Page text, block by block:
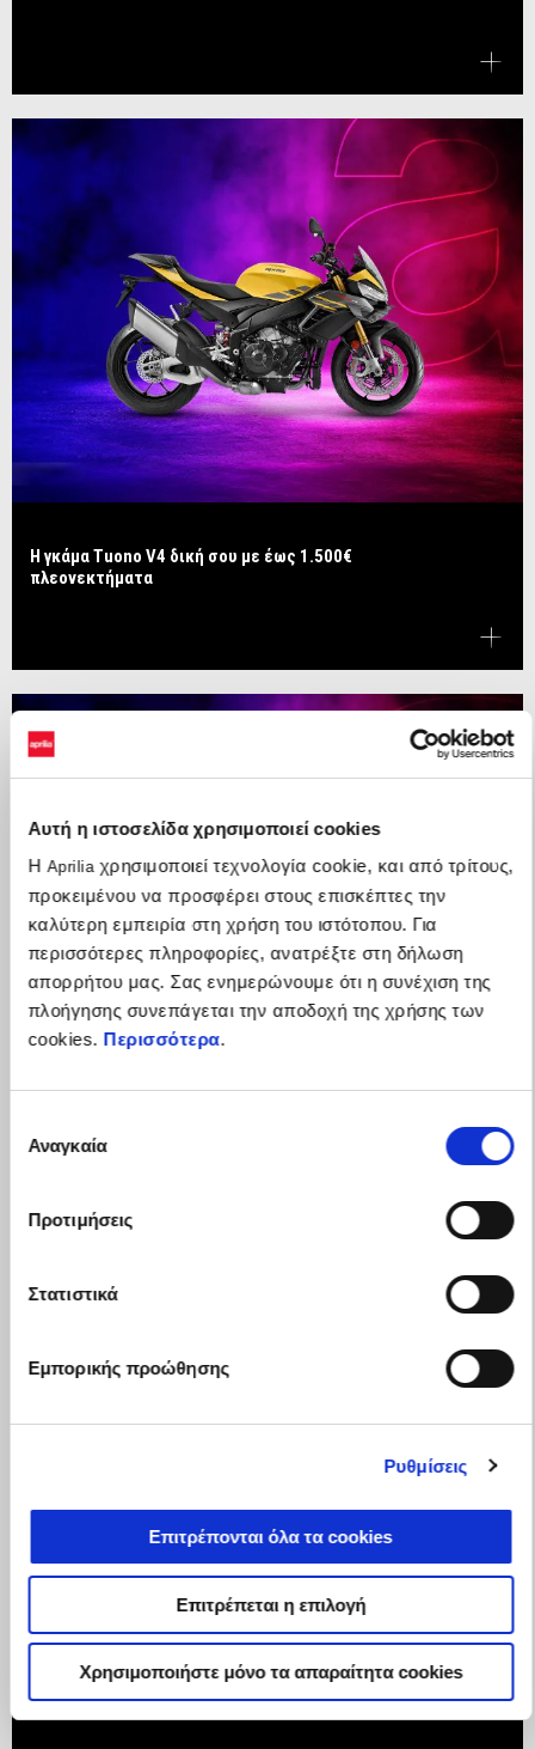
Αυτή η ιστοσελίδα χρησιμοποιεί cookies
Η Aprilia χρησιμοποιεί τεχνολογία cookie, και από τρίτους,
προκειμένου να προσφέρει στους επισκέπτες την
καλύτερη εμπειρία στη χρήση του ιστότοπου. Για
περισσότερες πληροφορίες, ανατρέξτε στη δήλωση
απορρήτου μας. Σας ενημερώνουμε ότι η συνέχιση της
πλοήγησης συνεπάγεται την αποδοχή της χρήσης των
cookies. Περισσότερα.
συγκατάθεσης
Αναγκαία
Προτιμήσεις
Στατιστικά
Εμπορικής προώθησης
Ρυθμίσεις
Επιτρέπονται όλα τα cookies
Επιτρέπεται η επιλογή
Χρησιμοποιήστε μόνο τα απαραίτητα cookies
Η γκάμα Tuono V4 δική σου με έως 1.500€
πλεονεκτήματα
Ισχύει έως31 Αυγούστου 2026
Η TUONO V4 ΜΕ ΟΦΕΛΟΣ 1.250€